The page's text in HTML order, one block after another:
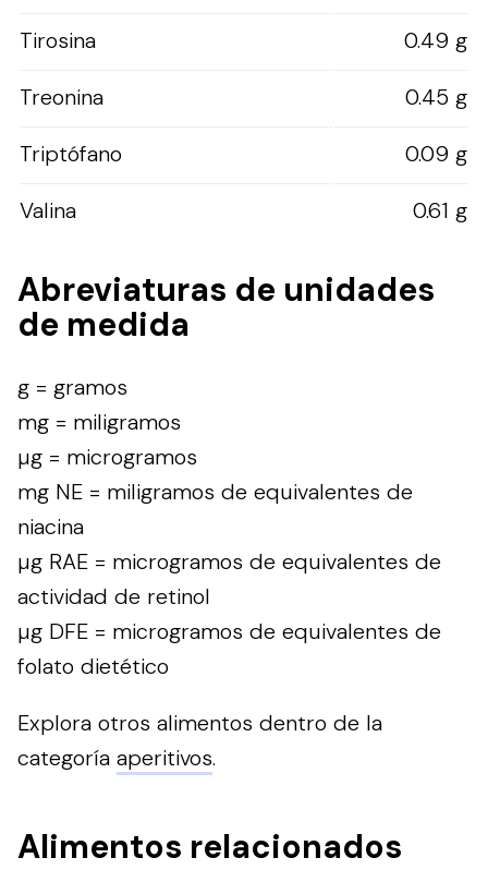
Tirosina
0.49 g
Treonina
0.45 g
Triptófano
0.09 g
Valina
0.61 g
Abreviaturas de unidades
de medida
g = gramos
mg = miligramos
µg = microgramos
mg NE = miligramos de equivalentes de
niacina
µg RAE = microgramos de equivalentes de
actividad de retinol
µg DFE = microgramos de equivalentes de
folato dietético
Explora otros alimentos dentro de la
categoría aperitivos.
Alimentos relacionados